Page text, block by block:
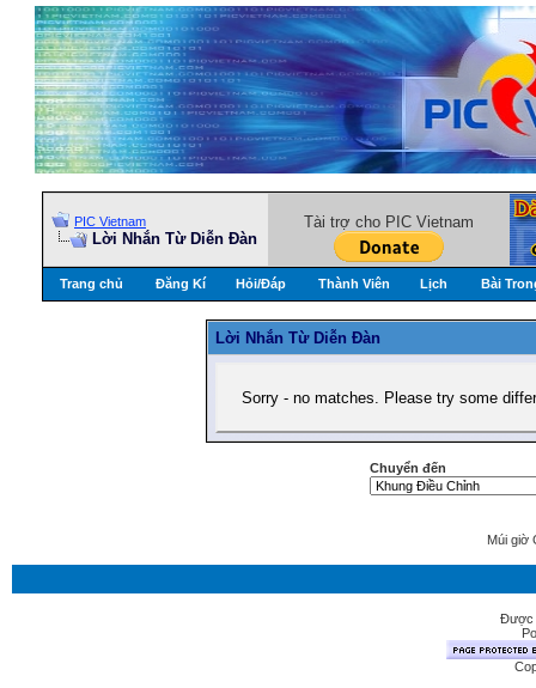
PIC Vietnam
Lời Nhắn Từ Diễn Ðàn
Tài trợ cho PIC Vietnam
Trang chủ Đăng Kí Hỏi/Ðáp Thành Viên Lịch Bài
Lời Nhắn Từ Diễn Ðàn
Sorry - no matches. Please try some
Chuyển đến
Múi giờ
Được